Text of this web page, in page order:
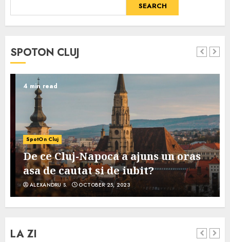
SEARCH
SPOTON CLUJ
4 min read
SpotOn Cluj
De ce Cluj-Napoca a ajuns un oras
asa de cautat si de iubit?
ALEXANDRU S. OCTOBER 25, 2023
LA ZI